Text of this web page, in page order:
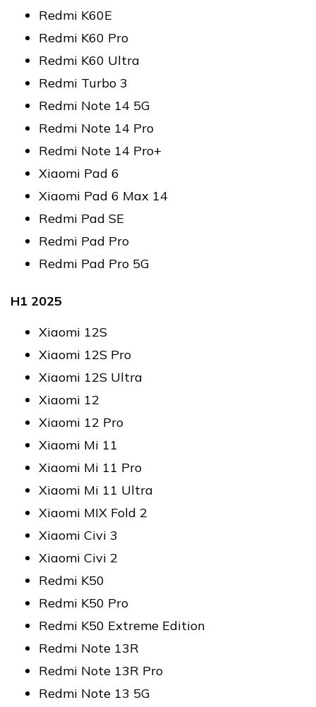
Redmi K60E
Redmi K60 Pro
Redmi K60 Ultra
Redmi Turbo 3
Redmi Note 14 5G
Redmi Note 14 Pro
Redmi Note 14 Pro+
Xiaomi Pad 6
Xiaomi Pad 6 Max 14
Redmi Pad SE
Redmi Pad Pro
Redmi Pad Pro 5G
H1 2025
Xiaomi 12S
Xiaomi 12S Pro
Xiaomi 12S Ultra
Xiaomi 12
Xiaomi 12 Pro
Xiaomi Mi 11
Xiaomi Mi 11 Pro
Xiaomi Mi 11 Ultra
Xiaomi MIX Fold 2
Xiaomi Civi 3
Xiaomi Civi 2
Redmi K50
Redmi K50 Pro
Redmi K50 Extreme Edition
Redmi Note 13R
Redmi Note 13R Pro
Redmi Note 13 5G